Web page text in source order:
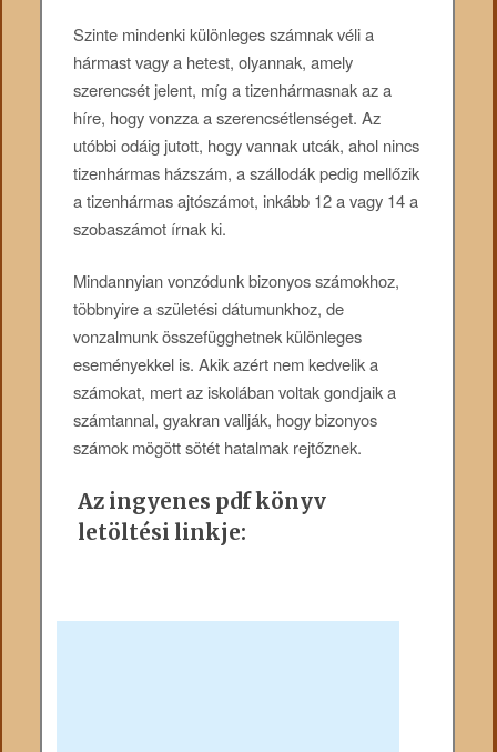
Szinte mindenki különleges számnak véli a
hármast vagy a hetest, olyannak, amely
szerencsét jelent, míg a tizenhármasnak az a
híre, hogy vonzza a szerencsétlenséget. Az
utóbbi odáig jutott, hogy vannak utcák, ahol nincs
tizenhármas házszám, a szállodák pedig mellőzik
a tizenhármas ajtószámot, inkább 12 a vagy 14 a
szobaszámot írnak ki.
Mindannyian vonzódunk bizonyos számokhoz,
többnyire a születési dátumunkhoz, de
vonzalmunk összefügghetnek különleges
eseményekkel is. Akik azért nem kedvelik a
számokat, mert az iskolában voltak gondjaik a
számtannal, gyakran vallják, hogy bizonyos
számok mögött sötét hatalmak rejtőznek.
Az ingyenes pdf könyv
letöltési linkje: